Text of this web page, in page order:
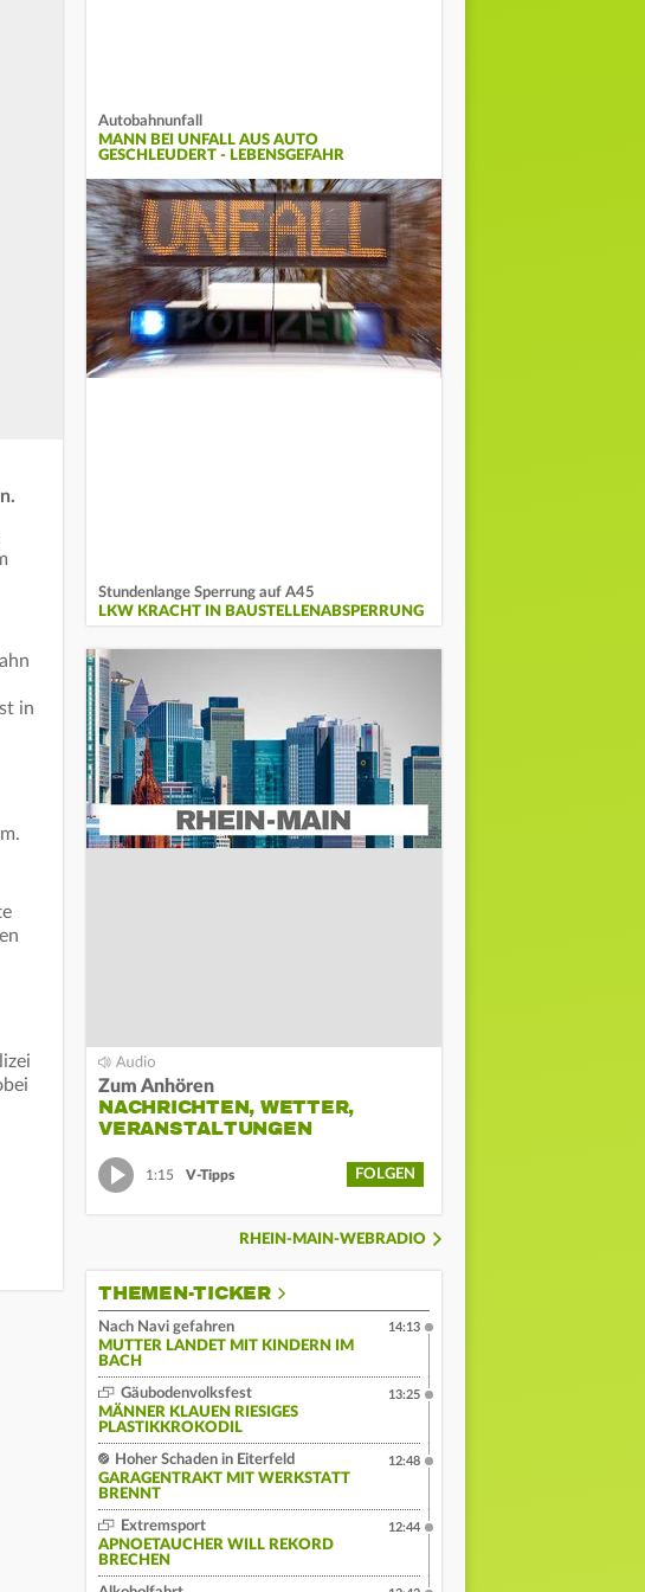
in
Autobahnunfall
MANN BEI UNFALL AUS AUTO
GESCHLEUDERT - LEBENSGEFAHR
Stundenlange Sperrung auf A45
LKW KRACHT IN BAUSTELLENABSPERRUNG
Zum Anhören
NACHRICHTEN, WETTER,
VERANSTALTUNGEN
1:15 V-Tipps FOLGEN
RHEIN-MAIN-WEBRADIO
THEMEN-TICKER
Nach Navi gefahren
MUTTER LANDET MIT KINDERN IM
BACH
14:13
Gäubodenvolksfest
MÄNNER KLAUEN RIESIGES
PLASTIKKROKODIL
13:25
Hoher Schaden in Eiterfeld
GARAGENTRAKT MIT WERKSTATT
BRENNT
12:48
Extremsport
APNOETAUCHER WILL REKORD
BRECHEN
12:44